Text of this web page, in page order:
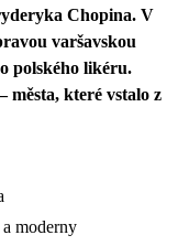
Chopina. V
varšavskou
polského likéru.
města, které vstalo z
moderny